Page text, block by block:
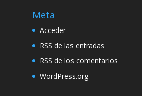
Meta
Acceder
RSS de las entradas
RSS de los comentarios
WordPress.org